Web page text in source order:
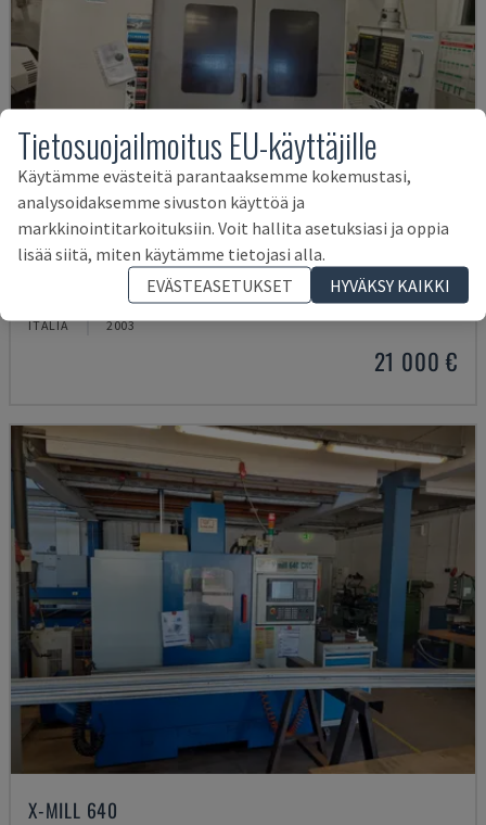
MYNX 550
DAEWOO - VERTIKAALINEN TYÖSTÖKESKUS
ITALIA 2003
21 000 €
X-MILL 640
Tietosuojailmoitus EU-käyttäjille
Käytämme evästeitä parantaaksemme kokemustasi,
analysoidaksemme sivuston käyttöä ja
markkinointitarkoituksiin. Voit hallita asetuksiasi ja oppia
lisää siitä, miten käytämme tietojasi alla.
EVÄSTEASETUKSET
HYVÄKSY KAIKKI